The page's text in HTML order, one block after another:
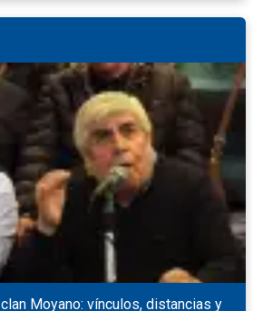
Moyano: vínculos, distancias y